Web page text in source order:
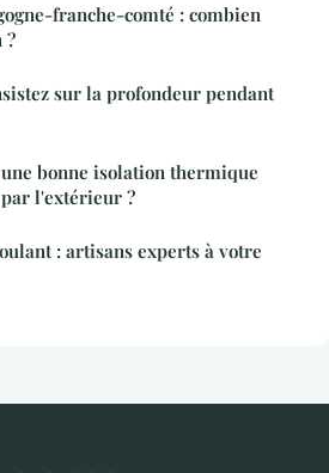
franche-comté : combien
?
sur la profondeur pendant
bonne isolation thermique
l'extérieur ?
: artisans experts à votre